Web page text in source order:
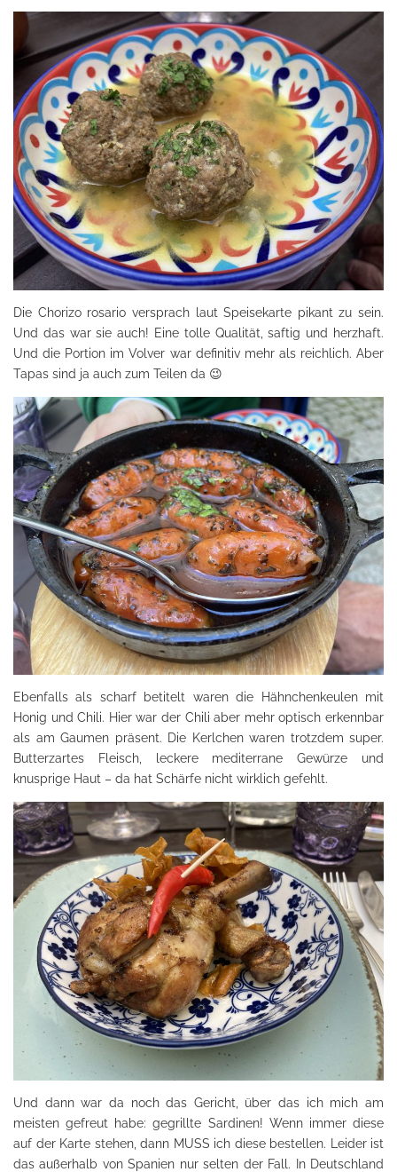
Die Chorizo rosario versprach laut Speisekarte pikant zu sein.
Und das war sie auch! Eine tolle Qualität, saftig und herzhaft.
Und die Portion im Volver war definitiv mehr als reichlich. Aber
Tapas sind ja auch zum Teilen da 😉
Ebenfalls als scharf betitelt waren die Hähnchenkeulen mit
Honig und Chili. Hier war der Chili aber mehr optisch erkennbar
als am Gaumen präsent. Die Kerlchen waren trotzdem super.
Butterzartes Fleisch, leckere mediterrane Gewürze und
knusprige Haut – da hat Schärfe nicht wirklich gefehlt.
Und dann war da noch das Gericht, über das ich mich am
meisten gefreut habe: gegrillte Sardinen! Wenn immer diese
auf der Karte stehen, dann MUSS ich diese bestellen. Leider ist
das außerhalb von Spanien nur selten der Fall. In Deutschland